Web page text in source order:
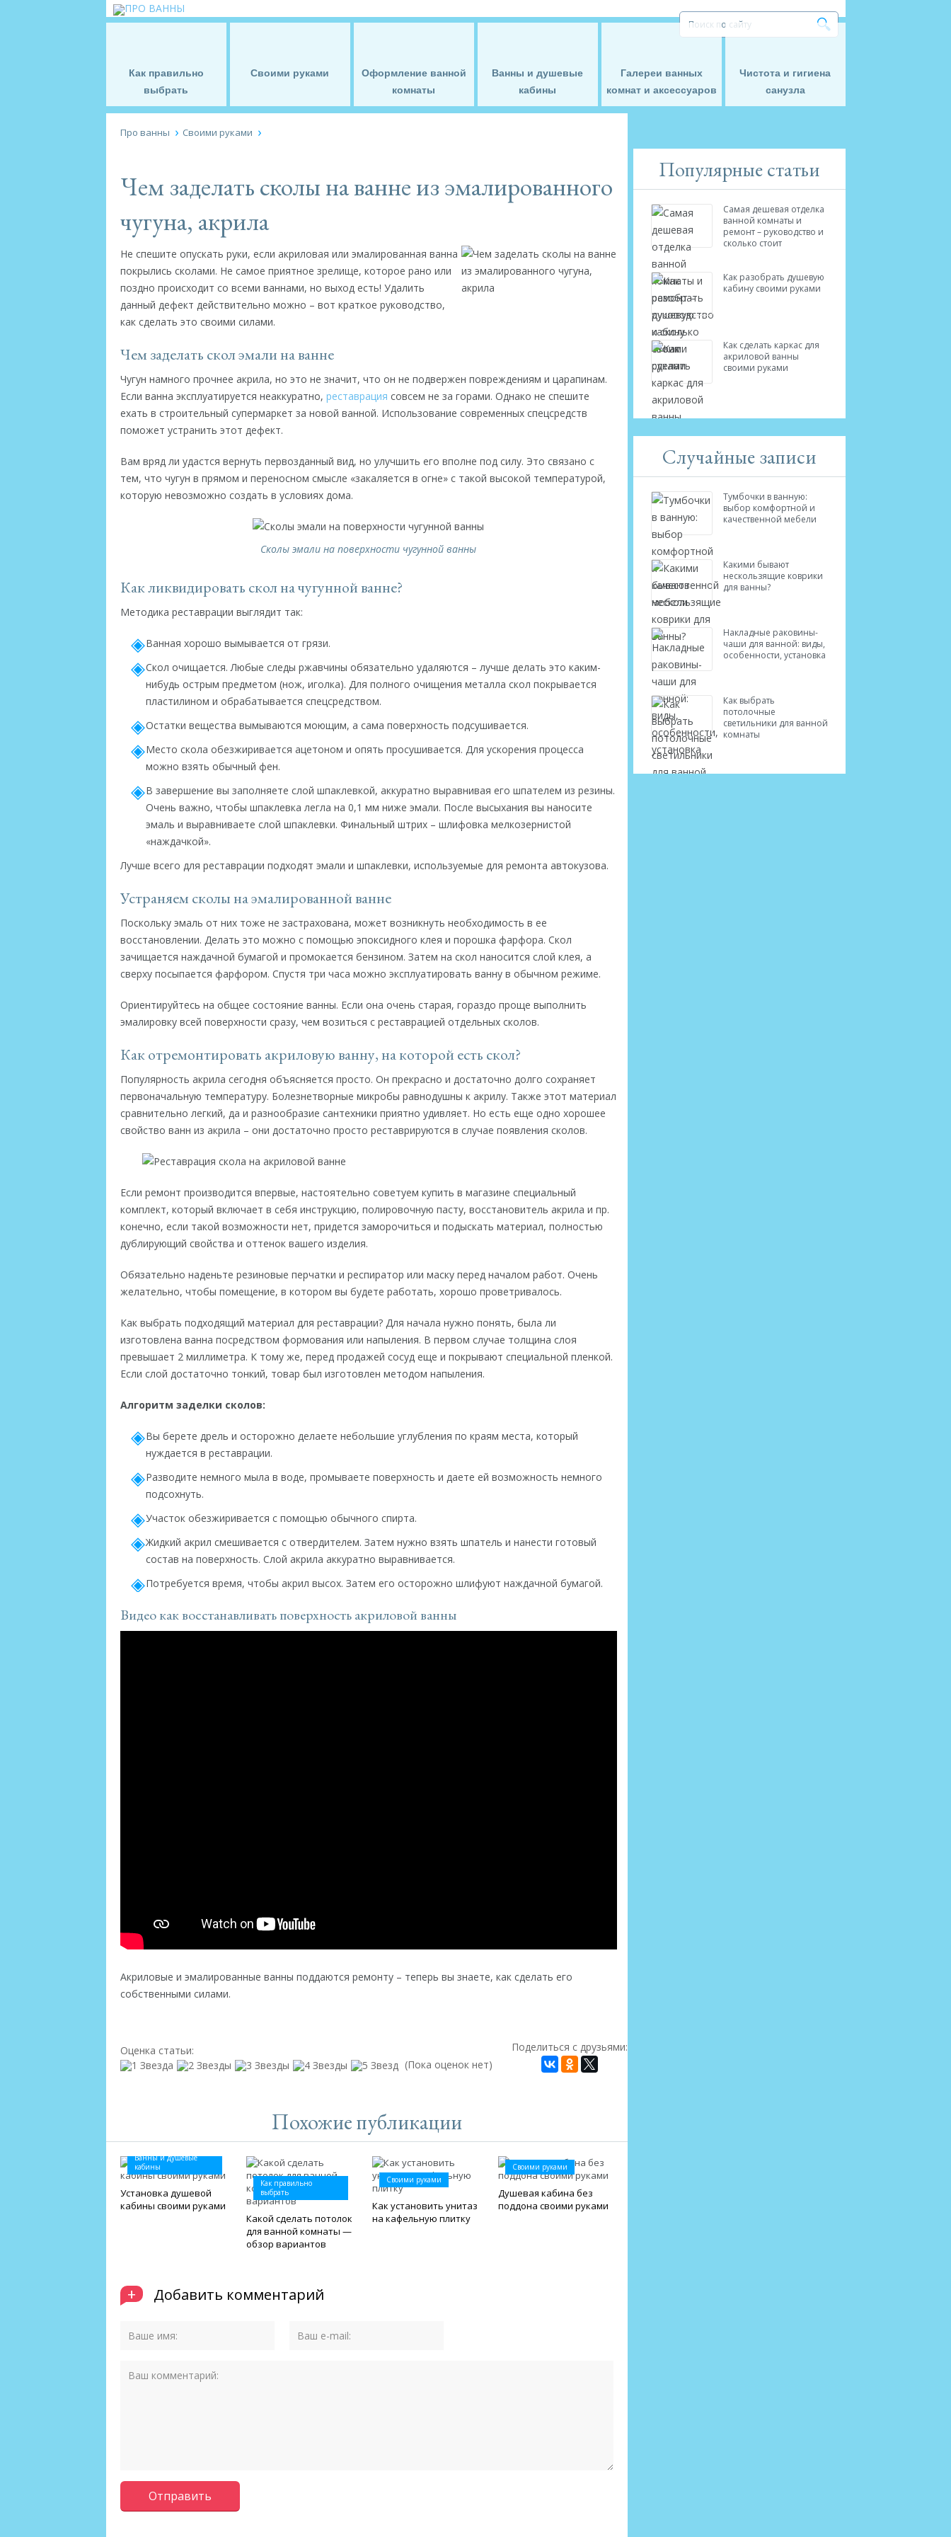
Как правильно
выбрать
Своими руками
Оформление ванной
комнаты
Ванны и душевые
кабины
Галереи ванных
комнат и аксессуаров
Чистота и гигиена
санузла
Про ванны Своими руками
Чем заделать сколы на ванне из эмалированного
чугуна, акрила
Не спешите опускать руки, если акриловая или эмалированная ванна
покрылись сколами. Не самое приятное зрелище, которое рано или
поздно происходит со всеми ваннами, но выход есть! Удалить
данный дефект действительно можно – вот краткое руководство,
как сделать это своими силами.
Чем заделать скол эмали на ванне
Чугун намного прочнее акрила, но это не значит, что он не подвержен повреждениям и царапинам.
Если ванна эксплуатируется неаккуратно, реставрация совсем не за горами. Однако не спешите
ехать в строительный супермаркет за новой ванной. Использование современных спецсредств
поможет устранить этот дефект.
Вам вряд ли удастся вернуть первозданный вид, но улучшить его вполне под силу. Это связано с
тем, что чугун в прямом и переносном смысле «закаляется в огне» с такой высокой температурой,
которую невозможно создать в условиях дома.
Сколы эмали на поверхности чугунной ванны
Как ликвидировать скол на чугунной ванне?
Методика реставрации выглядит так:
Ванная хорошо вымывается от грязи.
Скол очищается. Любые следы ржавчины обязательно удаляются – лучше делать это каким-
нибудь острым предметом (нож, иголка). Для полного очищения металла скол покрывается
пластилином и обрабатывается спецсредством.
Остатки вещества вымываются моющим, а сама поверхность подсушивается.
Место скола обезжиривается ацетоном и опять просушивается. Для ускорения процесса
можно взять обычный фен.
В завершение вы заполняете слой шпаклевкой, аккуратно выравнивая его шпателем из резины.
Очень важно, чтобы шпаклевка легла на 0,1 мм ниже эмали. После высыхания вы наносите
эмаль и выравниваете слой шпаклевки. Финальный штрих – шлифовка мелкозернистой
«наждачкой».
Лучше всего для реставрации подходят эмали и шпаклевки, используемые для ремонта автокузова.
Устраняем сколы на эмалированной ванне
Поскольку эмаль от них тоже не застрахована, может возникнуть необходимость в ее
восстановлении. Делать это можно с помощью эпоксидного клея и порошка фарфора. Скол
зачищается наждачной бумагой и промокается бензином. Затем на скол наносится слой клея, а
сверху посыпается фарфором. Спустя три часа можно эксплуатировать ванну в обычном режиме.
Ориентируйтесь на общее состояние ванны. Если она очень старая, гораздо проще выполнить
эмалировку всей поверхности сразу, чем возиться с реставрацией отдельных сколов.
Как отремонтировать акриловую ванну, на которой есть скол?
Популярность акрила сегодня объясняется просто. Он прекрасно и достаточно долго сохраняет
первоначальную температуру. Болезнетворные микробы равнодушны к акрилу. Также этот материал
сравнительно легкий, да и разнообразие сантехники приятно удивляет. Но есть еще одно хорошее
свойство ванн из акрила – они достаточно просто реставрируются в случае появления сколов.
Если ремонт производится впервые, настоятельно советуем купить в магазине специальный
комплект, который включает в себя инструкцию, полировочную пасту, восстановитель акрила и пр.
конечно, если такой возможности нет, придется заморочиться и подыскать материал, полностью
дублирующий свойства и оттенок вашего изделия.
Обязательно наденьте резиновые перчатки и респиратор или маску перед началом работ. Очень
желательно, чтобы помещение, в котором вы будете работать, хорошо проветривалось.
Как выбрать подходящий материал для реставрации? Для начала нужно понять, была ли
изготовлена ванна посредством формования или напыления. В первом случае толщина слоя
превышает 2 миллиметра. К тому же, перед продажей сосуд еще и покрывают специальной пленкой.
Если слой достаточно тонкий, товар был изготовлен методом напыления.
Алгоритм заделки сколов:
Вы берете дрель и осторожно делаете небольшие углубления по краям места, который
нуждается в реставрации.
Разводите немного мыла в воде, промываете поверхность и даете ей возможность немного
подсохнуть.
Участок обезжиривается с помощью обычного спирта.
Жидкий акрил смешивается с отвердителем. Затем нужно взять шпатель и нанести готовый
состав на поверхность. Слой акрила аккуратно выравнивается.
Потребуется время, чтобы акрил высох. Затем его осторожно шлифуют наждачной бумагой.
Видео как восстанавливать поверхность акриловой ванны
Акриловые и эмалированные ванны поддаются ремонту – теперь вы знаете, как сделать его
собственными силами.
Оценка статьи:
(Пока оценок нет)
Поделиться с друзьями:
Похожие публикации
Ванны и душевые
кабины
Установка душевой
кабины своими руками
Как правильно
выбрать
Какой сделать потолок
для ванной комнаты —
обзор вариантов
Своими руками
Как установить унитаз
на кафельную плитку
Своими руками
Душевая кабина без
поддона своими руками
+ Добавить комментарий
Популярные статьи
Самая дешевая отделка
ванной комнаты и
ремонт – руководство и
сколько стоит
Как разобрать душевую
кабину своими руками
Как сделать каркас для
акриловой ванны
своими руками
Случайные записи
Тумбочки в ванную:
выбор комфортной и
качественной мебели
Какими бывают
нескользящие коврики
для ванны?
Накладные раковины-
чаши для ванной: виды,
особенности, установка
Как выбрать
потолочные
светильники для ванной
комнаты